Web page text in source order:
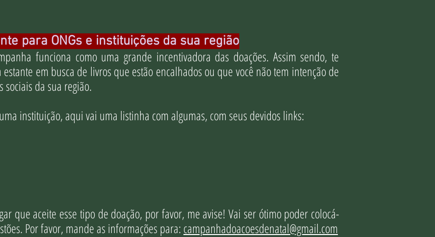
para ONGs e instituições da sua região
funciona como uma grande incentivadora das doações. Assim sendo, te
em busca de livros que estão encalhados ou que você não tem intenção de
da sua região.
instituição, aqui vai uma listinha com algumas, com seus devidos links:
que aceite esse tipo de doação, por favor, me avise! Vai ser ótimo poder colocá-
Por favor, mande as informações para: campanhadoacoesdenatal@gmail.com